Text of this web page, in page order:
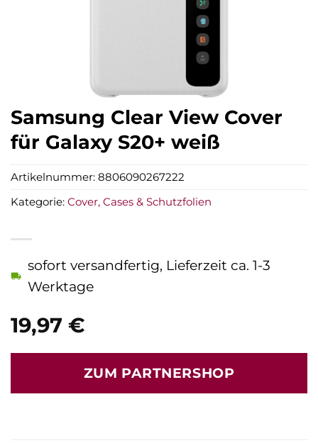
Samsung Clear View Cover
für Galaxy S20+ weiß
19,97 €
sofort versandfertig, Lieferzeit ca. 1-3
Werktage
ZUM PARTNERSHOP
Artikelnummer: 8806090267222
Kategorie: Cover, Cases & Schutzfolien